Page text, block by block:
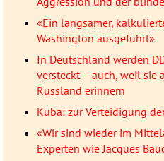
«Ein langsamer,
Washington ausgeführt»
In Deutschland werden
versteckt – auch, weil sie
Russland erinnern
Kuba: zur Verteidigung
«Wir sind wieder im
Experten wie Jacques